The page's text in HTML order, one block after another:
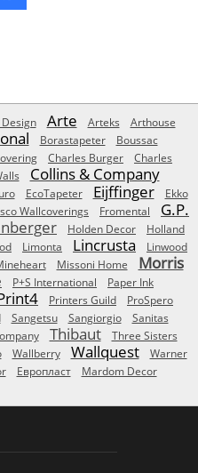
Arte Arteks
Arthouse
Borastapeter
Boussac
Charles Burger
Charles
Collins & Company
EcoTapeter Eijffinger
Ekko
Wallcoverings Fromental
G.P.
Holden Decor
Holland
Limonta Lincrusta
Linwood
Missoni Home
Morris
P+S International Paper Ink
Printers Guild
ProSpero
Sangetsu Sangiorgio Sanitas
Thibaut
Three Sisters
Wallberry Wallquest
Warner
Европласт
Mardom Decor